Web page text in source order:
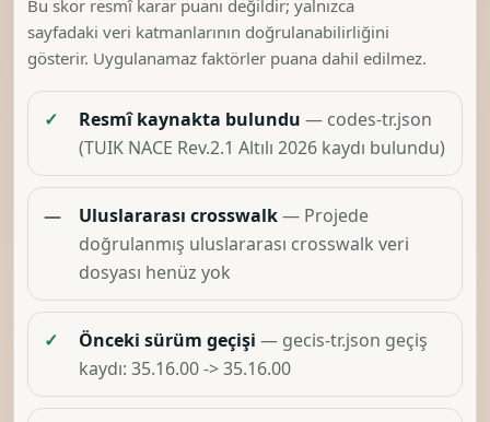
Bu skor resmî karar puanı değildir; yalnızca
sayfadaki veri katmanlarının doğrulanabilirliğini
gösterir. Uygulanamaz faktörler puana dahil edilmez.
✓ Resmî kaynakta bulundu — codes-tr.json
(TUIK NACE Rev.2.1 Altılı 2026 kaydı bulundu)
— Uluslararası crosswalk— Projede
doğrulanmış uluslararası crosswalk veri
dosyası henüz yok
✓ Önceki sürüm geçişi — gecis-tr.json geçiş
kaydı: 35.16.00 -> 35.16.00